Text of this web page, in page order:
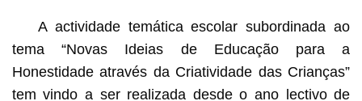
A actividade temática escolar subordinada ao
tema “Novas Ideias de Educação para a
Honestidade através da Criatividade das Crianças”
tem vindo a ser realizada desde o ano lectivo de